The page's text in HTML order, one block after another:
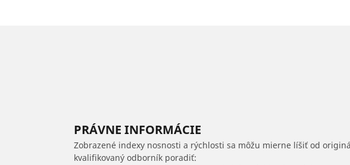
PRÁVNE INFORMÁCIE
Zobrazené indexy nosnosti a rýchlosti sa môžu mierne líšiť od
kvalifikovaný odborník poradiť: